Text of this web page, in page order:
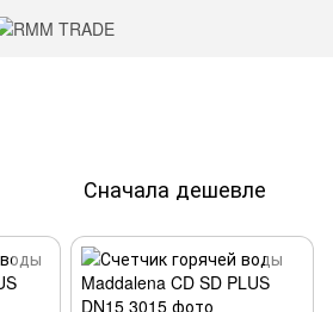
Сначала дешевле